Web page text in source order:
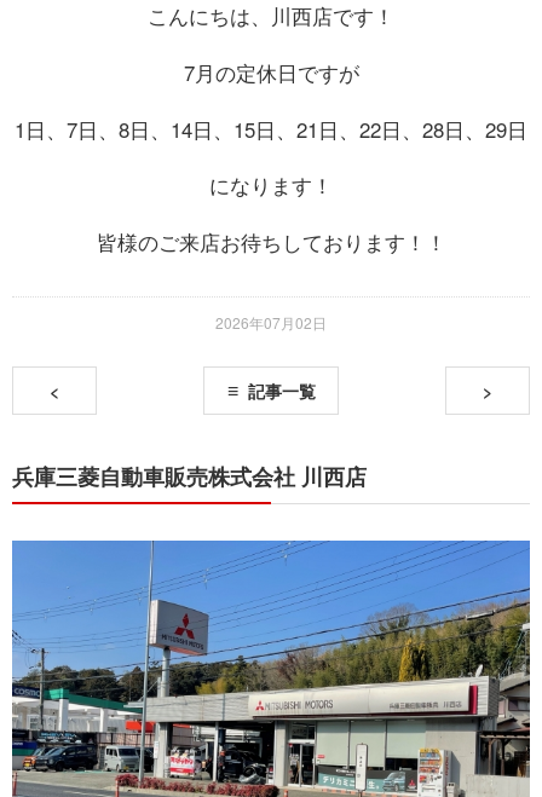
こんにちは、川西店です！
7月の定休日ですが
1日、7日、8日、14日、15日、21日、22日、28日、29日
になります！
皆様のご来店お待ちしております！！
2026年07月02日
< 記事一覧 >
兵庫三菱自動車販売株式会社 川西店